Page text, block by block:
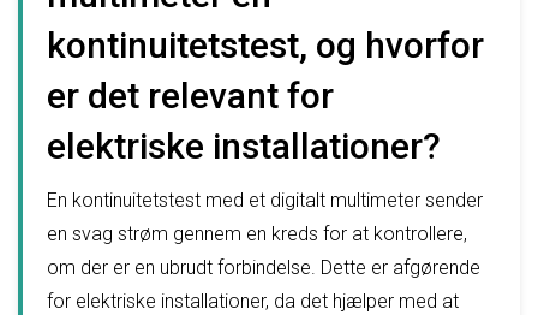
kontinuitetstest, og hvorfor
er det relevant for
elektriske installationer?
En kontinuitetstest med et digitalt multimeter sender
en svag strøm gennem en kreds for at kontrollere,
om der er en ubrudt forbindelse. Dette er afgørende
for elektriske installationer, da det hjælper med at